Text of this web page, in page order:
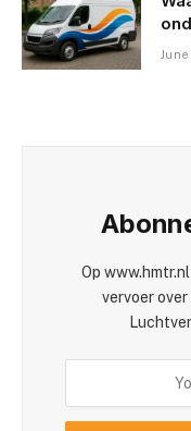
Op
vervoer over